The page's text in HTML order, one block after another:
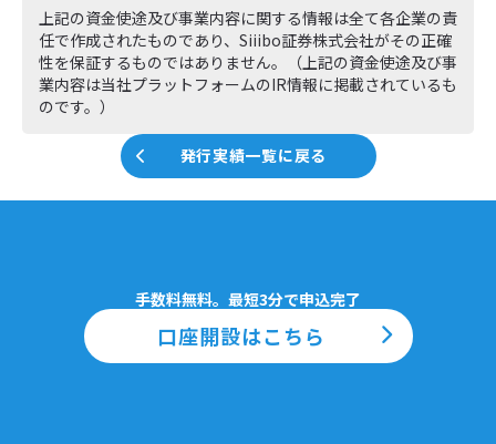
上記の資金使途及び事業内容に関する情報は全て各企業の責
任で作成されたものであり、Siiibo証券株式会社がその正確
性を保証するものではありません。（上記の資金使途及び事
業内容は当社プラットフォームのIR情報に掲載されているも
のです。）
発行実績一覧に戻る
手数料無料。最短3分で申込完了
口座開設はこちら